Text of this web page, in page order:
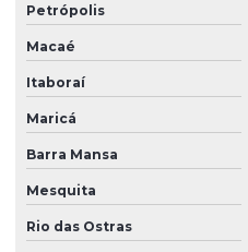
Peças especiais em silicone
Peças industriais de borracha
Peças em silicone
Peças de silicone atacado
Peças de silicone sob encomenda
Peças de silicone sob medida
Petrópolis
Macaé
Itaboraí
Maricá
Barra Mansa
Mesquita
Rio das Ostras